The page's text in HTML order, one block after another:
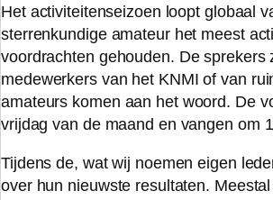
Het activiteitenseizoen loopt globaal
sterrenkundige amateur het meest
voordrachten gehouden. De
medewerkers van het KNMI of van
amateurs komen aan het woord. De
vrijdag van de maand en vangen om
Tijdens de, wat wij noemen eigen
over hun nieuwste resultaten.